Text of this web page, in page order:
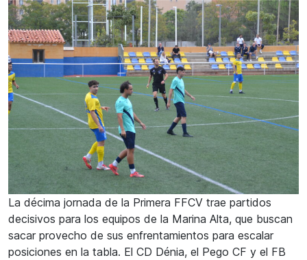
La décima jornada de la Primera FFCV trae partidos
decisivos para los equipos de la Marina Alta, que buscan
sacar provecho de sus enfrentamientos para escalar
posiciones en la tabla. El CD Dénia, el Pego CF y el FB